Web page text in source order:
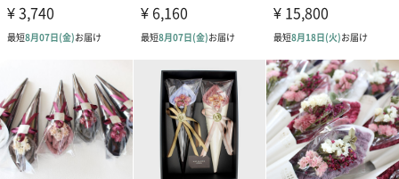
【ステンレスマグ】
本体内ビン：ステンレス鋼、本体胴部：ステンレス鋼
(アクリル樹脂塗装）、フタ：ポリプロピレン/PBT樹
脂、ハンドル：ポリプロピレン、パッキン：シリコー
お手入れ方法
【テディウォーマー】
取り出した保温剤を耐熱皿などにのせて、レンジでチ
ンしてお使いください。繰り返し使うことができま
す。くまのカバーは手洗いも可能。清潔に、繰り返し
使うことができるエコなアイテムです。